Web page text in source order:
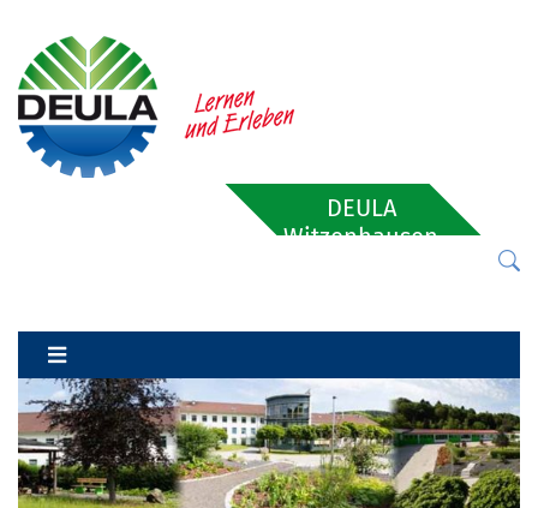
DEULA
Witzenhausen